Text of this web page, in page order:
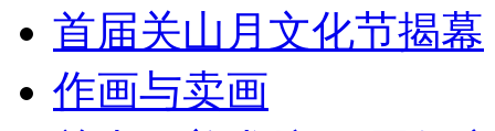
首届关山月文化节揭幕
作画与卖画